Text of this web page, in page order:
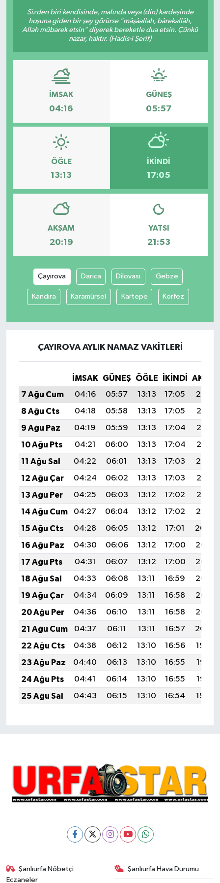
Sizden biri kendisinde, malında veya (din) kardeşinde
hoşuna giden bir şey görürse "mâşâallah, bârekallâh,
Allah mübarek etsin" diyerek bereketle dua etsin. Çünkü
nazar, haktır. (Hadis-i Şerif)
İMSAK
04:16
GÜNEŞ
05:57
ÖĞLE
13:13
İKINDI
17:05
AKŞAM
20:19
YATSI
21:53
Çayırova Darıca Dilovası Gebze
Kandıra Karamürsel Kartepe Körfez
ÇAYIROVA AYLIK NAMAZ VAKITLERI
İMSAK GÜNEŞ ÖĞLE İKINDI
7 Ağu Cum
04:16 05:57 13:13 17:05
20:19
8 Ağu Cts
04:18 05:58 13:13 17:05
20:18
9 Ağu Paz
04:19 05:59 13:13 17:04
20:17
10 Ağu Pts
04:21 06:00 13:13 17:04
20:16
11 Ağu Sal
04:22 06:01 13:13 17:03
20:14
12 Ağu Çar
04:24 06:02 13:13 17:03
20:13
13 Ağu Per
04:25 06:03 13:12 17:02
20:12
14 Ağu Cum
04:27 06:04 13:12 17:02
20:10
15 Ağu Cts
04:28 06:05 13:12 17:01
20:09
16 Ağu Paz
04:30 06:06 13:12 17:00
20:07
17 Ağu Pts
04:31 06:07 13:12 17:00
20:06
18 Ağu Sal
04:33 06:08 13:11 16:59
20:05
19 Ağu Çar
04:34 06:09 13:11 16:58
20:03
20 Ağu Per
04:36 06:10 13:11 16:58
20:02
21 Ağu Cum
04:37 06:11 13:11 16:57
20:00
22 Ağu Cts
04:38 06:12 13:10 16:56
19:59
23 Ağu Paz
04:40 06:13 13:10 16:55
19:57
24 Ağu Pts
04:41 06:14 13:10 16:55
19:56
25 Ağu Sal
04:43 06:15 13:10 16:54 19:54
Şanlıurfa Nöbetçi
Eczaneler
Şanlıurfa Hava Durumu